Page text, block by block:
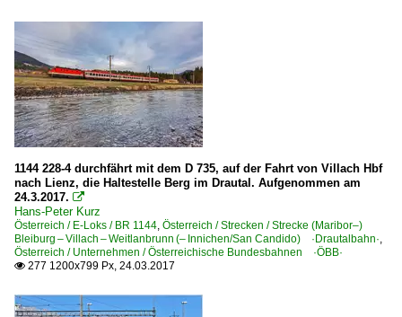
1144 228-4 durchfährt mit dem D 735, auf der Fahrt von Villach Hbf
nach Lienz, die Haltestelle Berg im Drautal. Aufgenommen am
24.3.2017. 
Hans-Peter Kurz
Österreich / E-Loks / BR 1144, Österreich / Strecken / Strecke (Maribor–)
Bleiburg – Villach – Weitlanbrunn (– Innichen/San Candido) ·Drautalbahn·,
Österreich / Unternehmen / Österreichische Bundesbahnen ·ÖBB·
 277 1200x799 Px, 24.03.2017